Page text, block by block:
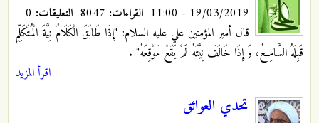
19/03/2019 - 11:00 القراءات: التعليقات:
قال أمير المؤمنين علي عليه السلام: "إِذَا طَابَقَ الْكَلَامُ نِيَّةَ الْمُتَكَلِّمِ
قَبِلَهُ السَّامِعُ، وَ إِذَا خَالَفَ نِيَّتَهُ لَمْ يَقَعْ مَوْقِعَهُ" .
اقرأ المزيد
تحدي العوائق